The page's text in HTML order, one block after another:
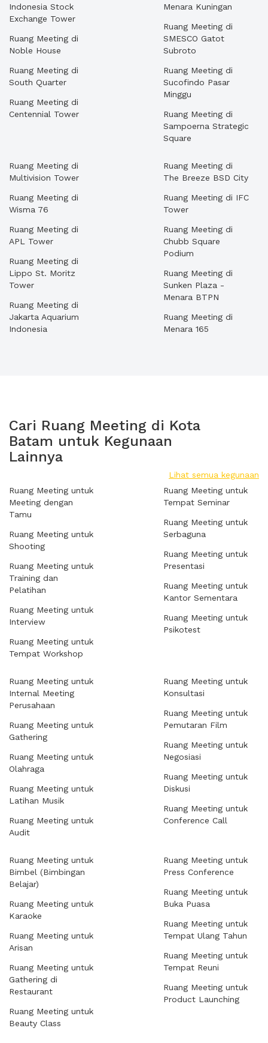
Indonesia Stock
Exchange Tower
Ruang Meeting di
Noble House
Ruang Meeting di
South Quarter
Ruang Meeting di
Centennial Tower
Menara Kuningan
Ruang Meeting di
SMESCO Gatot
Subroto
Ruang Meeting di
Sucofindo Pasar
Minggu
Ruang Meeting di
Sampoerna Strategic
Square
Ruang Meeting di
Multivision Tower
Ruang Meeting di
Wisma 76
Ruang Meeting di
APL Tower
Ruang Meeting di
Lippo St. Moritz
Tower
Ruang Meeting di
Jakarta Aquarium
Indonesia
Ruang Meeting di
The Breeze BSD City
Ruang Meeting di IFC
Tower
Ruang Meeting di
Chubb Square
Podium
Ruang Meeting di
Sunken Plaza -
Menara BTPN
Ruang Meeting di
Menara 165
Cari Ruang Meeting di Kota
Batam untuk Kegunaan
Lainnya
Lihat semua kegunaan
Ruang Meeting untuk
Meeting dengan
Tamu
Ruang Meeting untuk
Shooting
Ruang Meeting untuk
Training dan
Pelatihan
Ruang Meeting untuk
Interview
Ruang Meeting untuk
Tempat Workshop
Ruang Meeting untuk
Tempat Seminar
Ruang Meeting untuk
Serbaguna
Ruang Meeting untuk
Presentasi
Ruang Meeting untuk
Kantor Sementara
Ruang Meeting untuk
Psikotest
Ruang Meeting untuk
Internal Meeting
Perusahaan
Ruang Meeting untuk
Gathering
Ruang Meeting untuk
Olahraga
Ruang Meeting untuk
Latihan Musik
Ruang Meeting untuk
Audit
Ruang Meeting untuk
Konsultasi
Ruang Meeting untuk
Pemutaran Film
Ruang Meeting untuk
Negosiasi
Ruang Meeting untuk
Diskusi
Ruang Meeting untuk
Conference Call
Ruang Meeting untuk
Bimbel (Bimbingan
Belajar)
Ruang Meeting untuk
Karaoke
Ruang Meeting untuk
Arisan
Ruang Meeting untuk
Gathering di
Restaurant
Ruang Meeting untuk
Beauty Class
Ruang Meeting untuk
Press Conference
Ruang Meeting untuk
Buka Puasa
Ruang Meeting untuk
Tempat Ulang Tahun
Ruang Meeting untuk
Tempat Reuni
Ruang Meeting untuk
Product Launching